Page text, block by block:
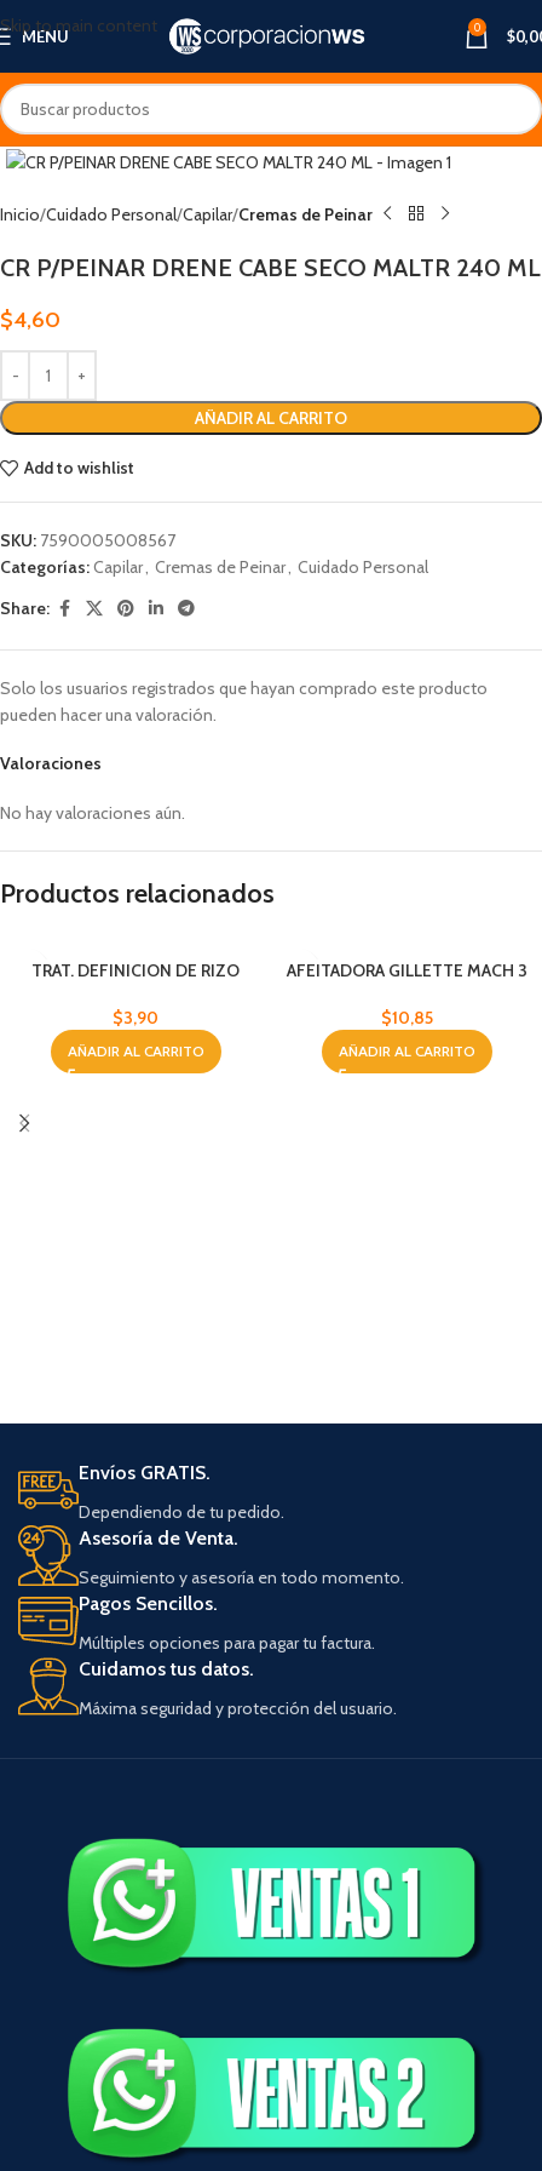
Skip to main content
MENU 0 $
Inicio Cuidado Personal Capilar Cremas de Peinar
CR P/PEINAR DRENE CABE SECO MALTR 240 ML
$4,60
AÑADIR AL CARRITO
Add to wishlist
SKU: 7590005008567
Categorías:Capilar Cremas de Peinar Cuidado Personal
Share:
Valoraciones
No hay valoraciones aún.
Solo los usuarios registrados que hayan comprado este producto
pueden hacer una valoración.
Productos relacionados
TRAT. DEFINICION DE RIZO
$3,90
AÑADIR AL CARRITO
AFEITADORA GILLETTE MACH 3
$10,85
AÑADIR AL CARRITO
Envíos GRATIS.
Dependiendo de tu pedido.
Asesoría de Venta.
Seguimiento y asesoría en todo momento.
Pagos Sencillos.
Múltiples opciones para pagar tu factura.
Cuidamos tus datos.
Máxima seguridad y protección del usuario.